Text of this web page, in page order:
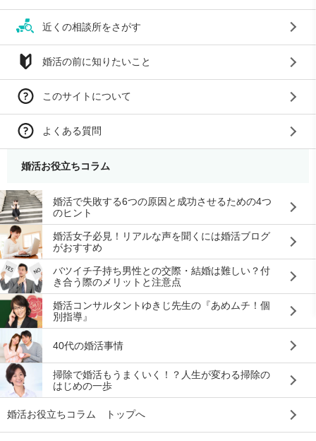
近くの相談所をさがす
婚活の前に知りたいこと
このサイトについて
よくある質問
婚活お役立ちコラム
婚活で失敗する6つの原因と成功させるための4つ
のヒント
婚活女子必見！リアルな声を聞くには婚活ブログ
がおすすめ
バツイチ子持ち男性との交際・結婚は難しい？付
き合う際のメリットと注意点
婚活コンサルタントゆきじ先生の『あめムチ！個
別指導』
40代の婚活事情
掃除で婚活もうまくいく！？人生が変わる掃除の
はじめの一歩
婚活お役立ちコラム トップへ